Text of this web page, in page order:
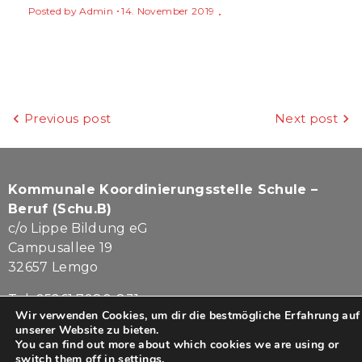
Posted byAdmin 14. November 2019
Beitragsnavigation
Previous post Next post
Kommunale Koordinierungsstelle Schule –
Beruf (Schu.B)
c/o Lippe Bildung eG
Campusallee 19
32657 Lemgo
Tel. 05261.7080-831
kontakt@lippe-schub.de
Impressum |Datenschutz
Wir verwenden Cookies, um dir die bestmögliche Erfahrung auf
unserer Website zu bieten.
You can find out more about which cookies we are using or